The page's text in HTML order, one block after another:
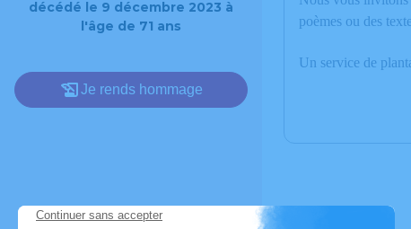
décédé le 9 décembre 2023 à
l'âge de 71 ans
Je rends hommage
poèmes ou des
Un service de